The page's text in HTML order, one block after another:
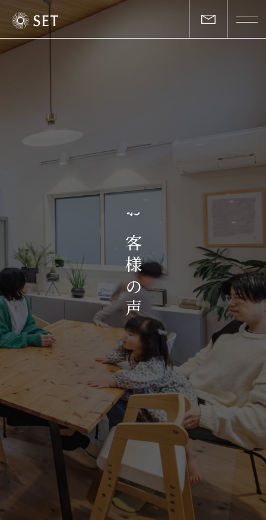
お
客
様
の
声
物件一覧
お客様の声
お知らせ・イベント
会社概要・アクセス
スタッフ紹介
プライバシーポリシー
賃貸管理サイトはこちら
会社に関することや物件についての
お問い合わせはこちらから